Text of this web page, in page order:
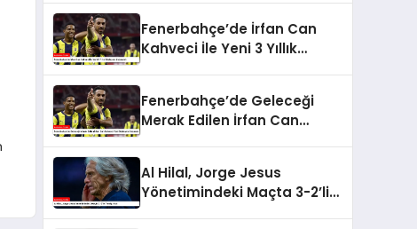
Fenerbahçe’de İrfan Can
Kahveci İle Yeni 3 Yıllık
Fenerbahçe’de Geleceği
Merak Edilen İrfan Can
Al Hilal, Jorge Jesus
Yönetimindeki Maçta 3-2’lik